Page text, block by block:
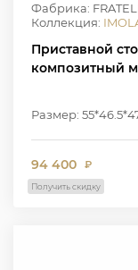
Фабрика:
Коллекция:
Приставной
композитный
Размер:
94 400 ₽
Получить скидку